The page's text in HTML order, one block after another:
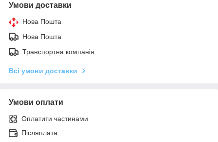
Умови доставки
Нова Пошта
Нова Пошта
Транспортна компанія
Всі умови доставки
Умови оплати
Оплатити частинами
Післяплата